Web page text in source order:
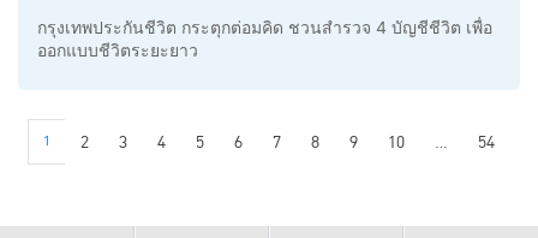
กรุงเทพประกันชีวิต กระตุกต่อมคิด ชวนสำรวจ 4 บัญชีชีวิต เพื่อ
ออกแบบชีวิตระยะยาว
1 2 3 4 5 6 7 8 9 10 ... 54